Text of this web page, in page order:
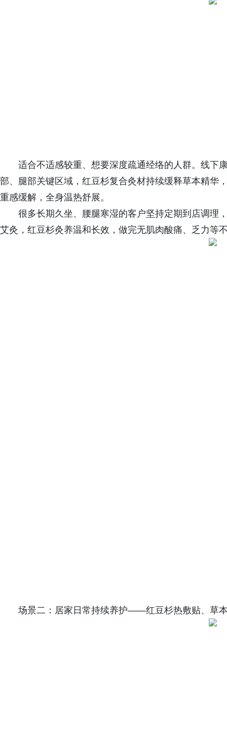
适合不适感较重、想要深度疏通经络的人群。线下
部、腿部关键区域，红豆杉复合灸材持续缓释草本精华
重感缓解，全身温热舒展。
很多长期久坐、腰腿寒湿的客户坚持定期到店调理
艾灸，红豆杉灸养温和长效，做完无肌肉酸痛、乏力等
场景二：居家日常持续养护——红豆杉热敷贴、草